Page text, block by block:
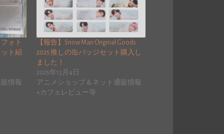
ォト
ト紹
情報
【報告】Snow Man Original Goods
2025 推しの缶バッジセット購入し
ました！
2025年12月4日
アニメショップ＆ネット通販情報
+カフェレビュー等